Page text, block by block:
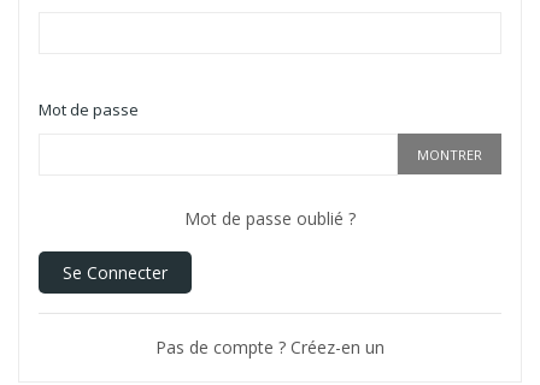
Mot de passe
MONTRER
Mot de passe oublié ?
Se Connecter
Pas de compte ? Créez-en un